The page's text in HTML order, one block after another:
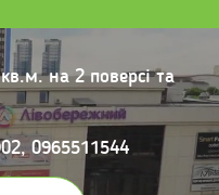
на 2 поверсі та
0965511544